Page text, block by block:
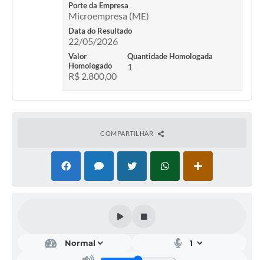
Porte da Empresa
Microempresa (ME)
Data do Resultado
22/05/2026
Valor
Homologado
R$ 2.800,00
Quantidade Homologada
1
COMPARTILHAR